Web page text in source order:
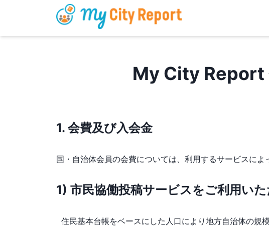
My City Report
1. 会費及び入会金
国・自治体会員の会費については、利用するサービスによ
1) 市民協働投稿サービスをご利用い
住⺠基本台帳をベースにした人口により地方自治体の規